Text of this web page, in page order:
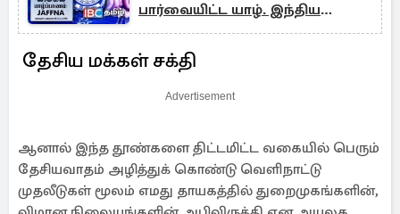
பார்வையிட்ட யாழ். இந்திய
துணைத்தூதுவர்
தேசிய மக்கள் சக்தி
Advertisement
ஆனால் இந்த தூண்களை திட்டமிட்ட வகையில் பெரும்
தேசியவாதம் அழித்துக் கொண்டு வெளிநாட்டு
முதலீடுகள் மூலம் எமது தாயகத்தில் துறைமுகங்களின்,